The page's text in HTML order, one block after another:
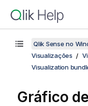
Qlik Sense no
Visualizações
Visualization
Gráfico